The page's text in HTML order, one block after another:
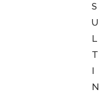
S
U
L
T
I
N